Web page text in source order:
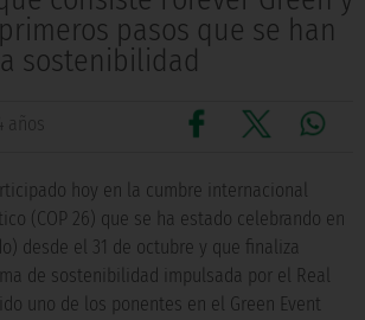
pasos que se han
sostenibilidad
años
hoy en la cumbre internacional
(COP 26) que se ha estado celebrando en
desde el 31 de octubre y que finaliza
de sostenibilidad impulsada por el Real
uno de los ponentes en el Green Event